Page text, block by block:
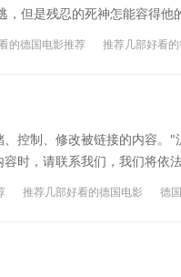
，但是残忍的死神怎能容得
第二部的恐怖情节该怎么掌
期为大家推荐优秀的德国电
的德国电影推荐
推荐几部好看
控制、修改被链接的内容。"
时，请联系我们，我们将依
das Verbrechen nicht
推荐几部好看的德国电影
德